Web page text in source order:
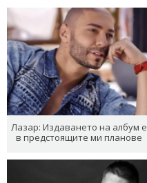
Лазар: Издаването на албум е
в предстоящите ми планове